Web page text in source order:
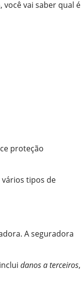
você vai saber qual é
proteção
tipos de
A seguradora
danos a terceiros,